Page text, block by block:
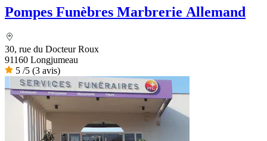
Pompes Funèbres Marbrerie Allemand
30, rue du Docteur Roux
91160 Longjumeau
5 /5 (3 avis)